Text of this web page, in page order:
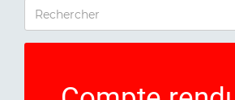
RECHERCHER